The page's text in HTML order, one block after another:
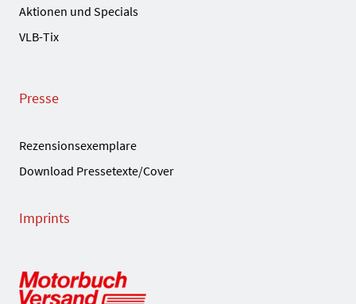
Aktionen und Specials
VLB-Tix
Presse
Rezensionsexemplare
Download Pressetexte/Cover
Imprints